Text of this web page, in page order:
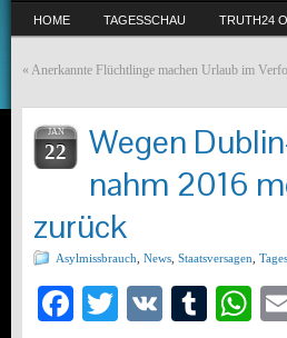
HOME TAGESSCHAU TRUTH24
« Anerkannte Flüchtlinge machen Urlaub im
JAN
22
Wegen
nahm 2016
zurück
Asylmissbrauch News Staatsversagen
Facebook
Twitter
VK